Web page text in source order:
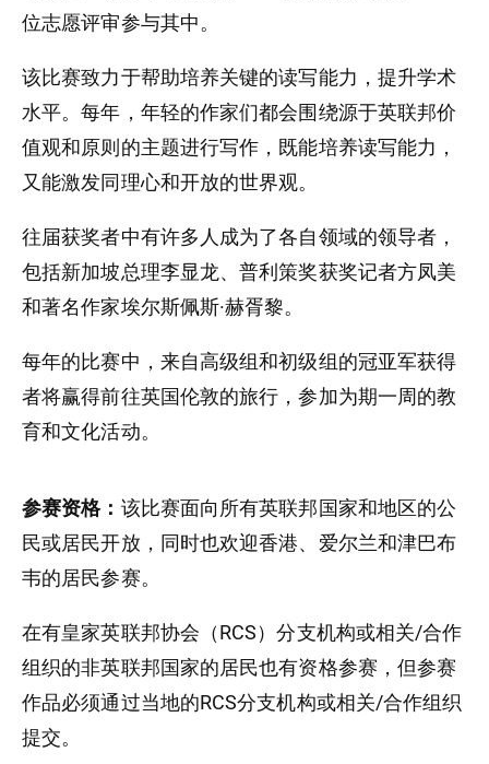
位志愿评审参与其中。
该比赛致力于帮助培养关键的读写能力，提升学术
水平。每年，年轻的作家们都会围绕源于英联邦价
值观和原则的主题进行写作，既能培养读写能力，
又能激发同理心和开放的世界观。
往届获奖者中有许多人成为了各自领域的领导者，
包括新加坡总理李显龙、普利策奖获奖记者方凤美
和著名作家埃尔斯佩斯·赫胥黎。
每年的比赛中，来自高级组和初级组的冠亚军获得
者将赢得前往英国伦敦的旅行，参加为期一周的教
育和文化活动。
参赛资格： 该比赛面向所有英联邦国家和地区的公
民或居民开放，同时也欢迎香港、爱尔兰和津巴布
韦的居民参赛。
在有皇家英联邦协会（RCS）分支机构或相关/合作
组织的非英联邦国家的居民也有资格参赛，但参赛
作品必须通过当地的RCS分支机构或相关/合作组织
提交。